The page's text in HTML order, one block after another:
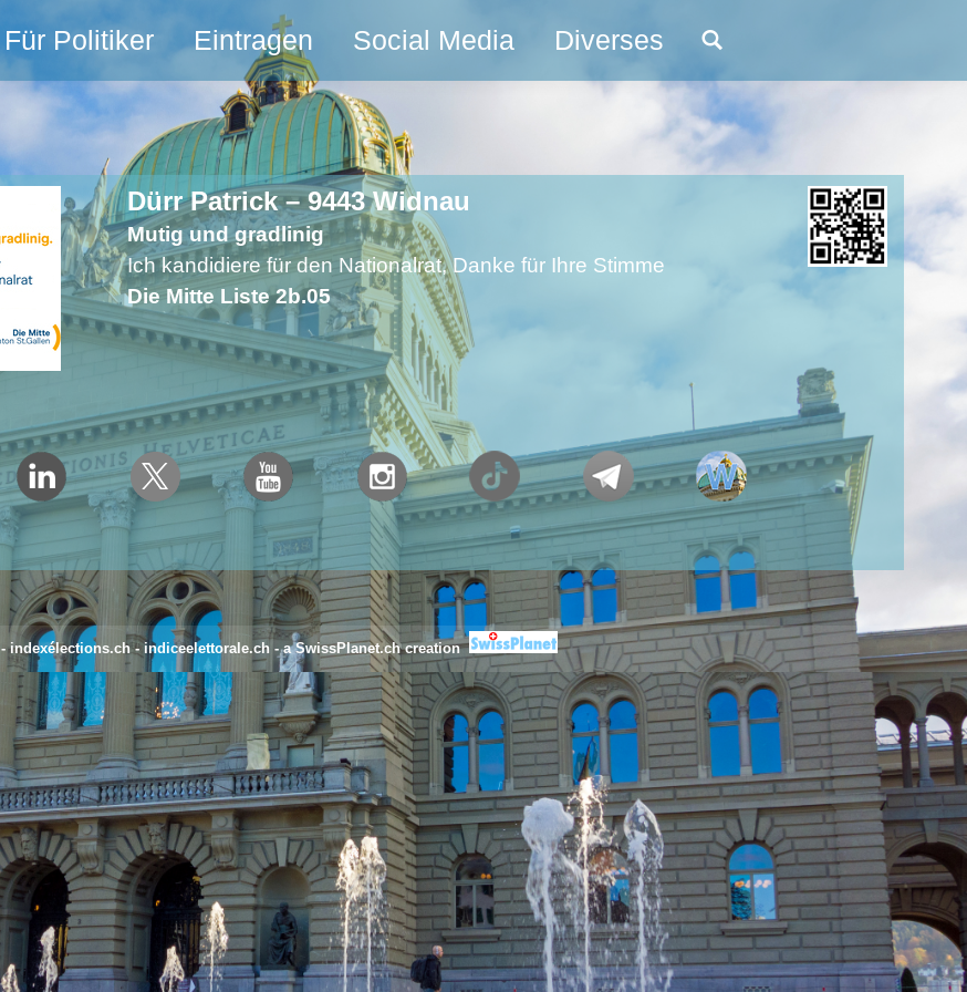
Für Politiker Eintragen Social Media Diverses Search:
Dürr Patrick – 9443 Widnau
Mutig und gradlinig
Ich kandidiere für den Nationalrat, Danke für Ihre Stimme
Die Mitte Liste 2b.05
-indexélections.ch-indiceelettorale.ch- a SwissPlanet.ch creation